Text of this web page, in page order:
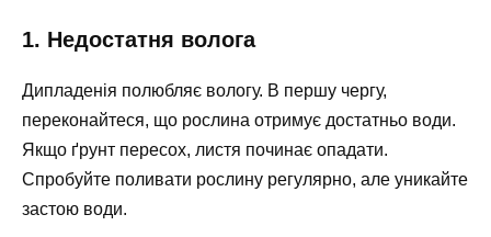
1. Недостатня волога
Дипладенія полюбляє вологу. В першу чергу,
переконайтеся, що рослина отримує достатньо води.
Якщо ґрунт пересох, листя починає опадати.
Спробуйте поливати рослину регулярно, але уникайте
застою води.